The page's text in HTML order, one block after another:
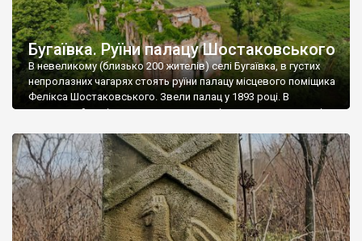
Бугаївка. Руїни палацу Шостаковського
В невеликому (близько 200 жителів) селі Бугаївка, в густих
непролазних чагарях стоять руїни палацу місцевого поміщика
Фелікса Шостаковського. Звели палац у 1893 році. В
радянський період у ньому спочатку містилася школа, потім
століття тут розмістили туберкульозну лікарню. Коли із
палацу виїхала лікарня – ми точно не […]